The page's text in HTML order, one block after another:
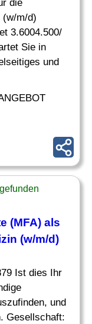
die
(w/m/d)
3.6004.500/
Sie in
und
(MFA) als
(w/m/d)
Ist dies Ihr
und
Gesellschaft: